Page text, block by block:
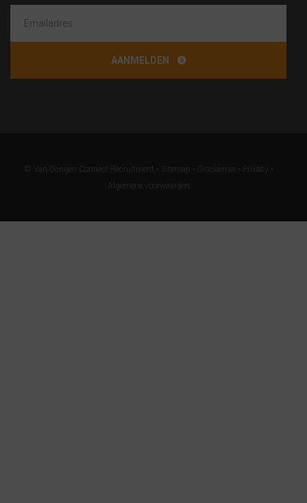
© Van Dongen Connect Recruitment • Sitemap • Disclaimer • Privacy
•
Algemene voorwaarden